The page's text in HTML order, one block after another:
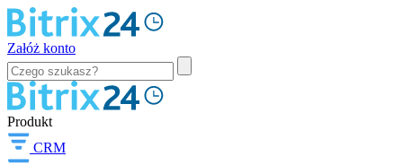
Załóż konto
Produkt
CRM